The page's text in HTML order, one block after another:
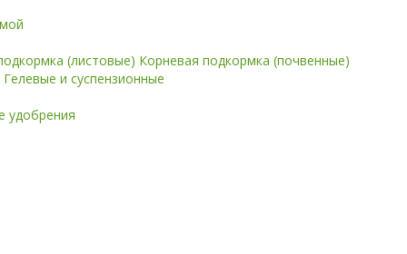
(листовые) Корневая подкормка (почвенные)
Гелевые и суспензионные
удобрения